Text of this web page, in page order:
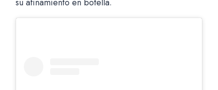
su afinamiento en botella.